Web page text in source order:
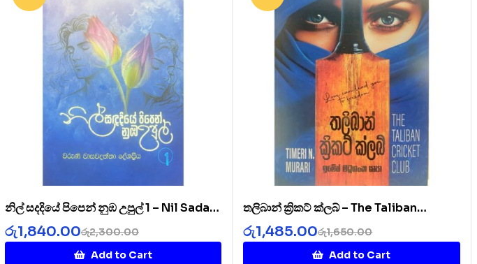
නිල් සදදියේ පිපෙන් නුඹ උපුල් 1 – Nil Sada
Diye 1
රු2,300.00
රු1,840.00
Add to Cart
තලිබාන් ක්‍රිකට් ක්ලබ් – The Taliban
Cricket Clubරු1,650.00
රු1,485.00
Add to Cart